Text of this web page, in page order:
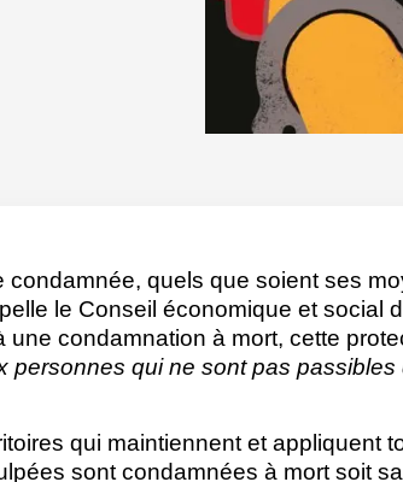
condamnée, quels que soient ses
le Conseil économique et social
condamnation à mort, cette
personnes qui ne sont pas passibles
qui maintiennent et appliquent
sont condamnées à mort soit